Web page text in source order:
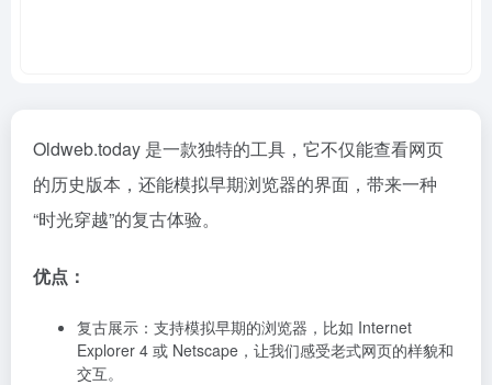
Oldweb.today 是一款独特的工具，它不仅能查看网页
的历史版本，还能模拟早期浏览器的界面，带来一种
“时光穿越”的复古体验。
优点：
复古展示：支持模拟早期的浏览器，比如 Internet
Explorer 4 或 Netscape，让我们感受老式网页的样貌和
交互。